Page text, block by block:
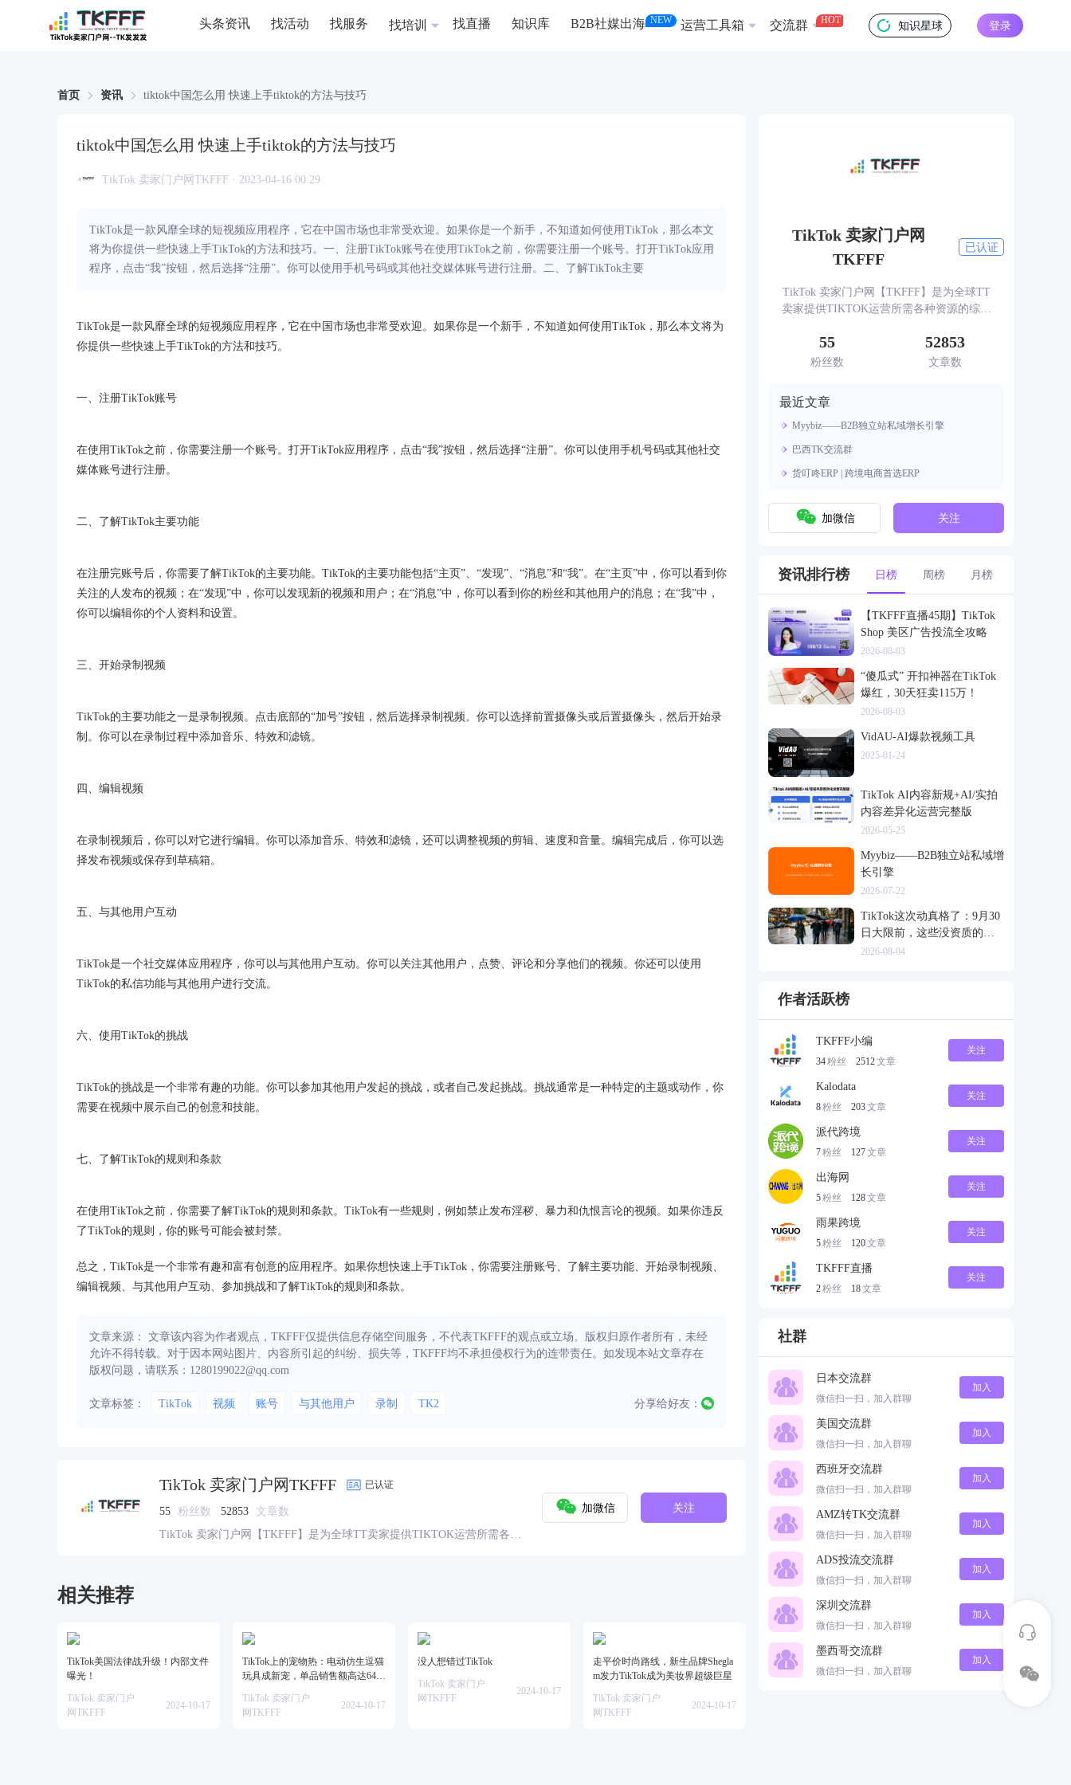
头条资讯 找活动 找服务 找培训 找直播 知识库 B2B社媒出海 NEW 运营工具箱 交流群 HOT 知识星球 登录
首页 资讯 tiktok中国怎么用 快速上手tiktok的方法与技巧
tiktok中国怎么用 快速上手tiktok的方法与技巧
TikTok 卖家门户网TKFFF · 2023-04-16 00:29
TikTok是一款风靡全球的短视频应用程序，它在中国市场也非常受欢迎。如果你是一个新手，不知道如何使用TikTok，那么本文
将为你提供一些快速上手TikTok的方法和技巧。一、注册TikTok账号在使用TikTok之前，你需要注册一个账号。打开TikTok应用
程序，点击“我”按钮，然后选择“注册”。你可以使用手机号码或其他社交媒体账号进行注册。二、了解TikTok主要
TikTok是一款风靡全球的短视频应用程序，它在中国市场也非常受欢迎。如果你是一个新手，不知道如何使用TikTok，那么本文将为
你提供一些快速上手TikTok的方法和技巧。
一、注册TikTok账号
在使用TikTok之前，你需要注册一个账号。打开TikTok应用程序，点击“我”按钮，然后选择“注册”。你可以使用手机号码或其他社交
媒体账号进行注册。
二、了解TikTok主要功能
在注册完账号后，你需要了解TikTok的主要功能。TikTok的主要功能包括“主页”、“发现”、“消息”和“我”。在“主页”中，你可以看到你
关注的人发布的视频；在“发现”中，你可以发现新的视频和用户；在“消息”中，你可以看到你的粉丝和其他用户的消息；在“我”中，
你可以编辑你的个人资料和设置。
三、开始录制视频
TikTok的主要功能之一是录制视频。点击底部的“加号”按钮，然后选择录制视频。你可以选择前置摄像头或后置摄像头，然后开始录
制。你可以在录制过程中添加音乐、特效和滤镜。
四、编辑视频
在录制视频后，你可以对它进行编辑。你可以添加音乐、特效和滤镜，还可以调整视频的剪辑、速度和音量。编辑完成后，你可以选
择发布视频或保存到草稿箱。
五、与其他用户互动
TikTok是一个社交媒体应用程序，你可以与其他用户互动。你可以关注其他用户，点赞、评论和分享他们的视频。你还可以使用
TikTok的私信功能与其他用户进行交流。
六、使用TikTok的挑战
TikTok的挑战是一个非常有趣的功能。你可以参加其他用户发起的挑战，或者自己发起挑战。挑战通常是一种特定的主题或动作，你
需要在视频中展示自己的创意和技能。
七、了解TikTok的规则和条款
在使用TikTok之前，你需要了解TikTok的规则和条款。TikTok有一些规则，例如禁止发布淫秽、暴力和仇恨言论的视频。如果你违反
了TikTok的规则，你的账号可能会被封禁。
总之，TikTok是一个非常有趣和富有创意的应用程序。如果你想快速上手TikTok，你需要注册账号、了解主要功能、开始录制视频、
编辑视频、与其他用户互动、参加挑战和了解TikTok的规则和条款。
文章来源： 文章该内容为作者观点，TKFFF仅提供信息存储空间服务，不代表TKFFF的观点或立场。版权归原作者所有，未经
允许不得转载。对于因本网站图片、内容所引起的纠纷、损失等，TKFFF均不承担侵权行为的连带责任。如发现本站文章存在
版权问题，请联系：1280199022@qq.com
文章标签： TikTok 视频 账号 与其他用户 录制 TK2 分享给好友：
TikTok 卖家门户网TKFFF 已认证
55 粉丝数 52853
文章数
TikTok 卖家门户网【TKFFF】是为全球TT卖家提供TIKTOK运营所需各种
加微信 关注
相关推荐
TikTok美国法律战升级！内部文件
曝光！
TikTok 卖家门户
网TKFFF
2024-10-17
TikTok上的宠物热：电动仿生逗猫
玩具成新宠，单品销售额高达64万
TikTok 卖家门户
网TKFFF
2024-10-17
没人想错过TikTok
TikTok 卖家门户
网TKFFF
2024-10-17
走平价时尚路线，新生品牌Shegla
m发力TikTok成为美妆界超级巨星
TikTok 卖家门户
网TKFFF
2024-10-17
TikTok 卖家门户网
TKFFF
已认证
TikTok 卖家门户网【TKFFF】是为全球TT
卖家提供TIKTOK运营所需各种资源的综合
坛、社群、活动、人脉、货盘、教学等必备
55
粉丝数
52853
文章数
最近文章
Myybiz——B2B独立站私域增长引擎
巴西TK交流群
货叮咚ERP | 跨境电商首选ERP
加微信 关注
资讯排行榜 日榜 周榜 月榜
【TKFFF直播45期】TikTok
Shop 美区广告投流全攻略
2026-08-03
“傻瓜式” 开扣神器在TikTok
爆红，30天狂卖115万！
2026-08-03
VidAU-AI爆款视频工具
2025-01-24
TikTok AI内容新规+AI/实拍
内容差异化运营完整版
2026-05-25
Myybiz——B2B独立站私域增
长引擎
2026-07-22
TikTok这次动真格了：9月30
日大限前，这些没资质的货
一律清退
2026-08-04
作者活跃榜
TKFFF小编
34粉丝 2512文章
关注
Kalodata
8粉丝 203文章
关注
派代跨境
7粉丝 127文章
关注
出海网
5粉丝 128文章
关注
雨果跨境
5粉丝 120文章
关注
TKFFF直播
2粉丝 18文章
关注
社群
日本交流群
微信扫一扫，加入群聊
加入
美国交流群
微信扫一扫，加入群聊
加入
西班牙交流群
微信扫一扫，加入群聊
加入
AMZ转TK交流群
微信扫一扫，加入群聊
加入
ADS投流交流群
微信扫一扫，加入群聊
加入
深圳交流群
微信扫一扫，加入群聊
加入
墨西哥交流群
微信扫一扫，加入群聊
加入